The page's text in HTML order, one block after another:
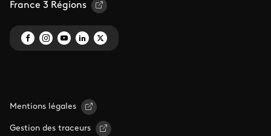
France 3 Régions
Mentions légales
Gestion des traceurs